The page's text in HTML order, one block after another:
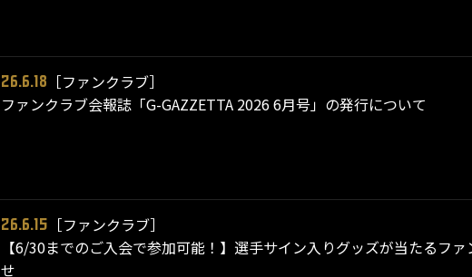
26.6.18
［ファンクラブ］
ファンクラブ会報誌「G-GAZZETTA 2026 6月号」の発行について
26.6.15
［ファンクラブ］
【6/30までのご入会で参加可能！】選手サイン入りグッズが当たるフ
せ